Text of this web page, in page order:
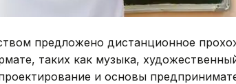
предложено дистанционное
таких как музыка,
и основы